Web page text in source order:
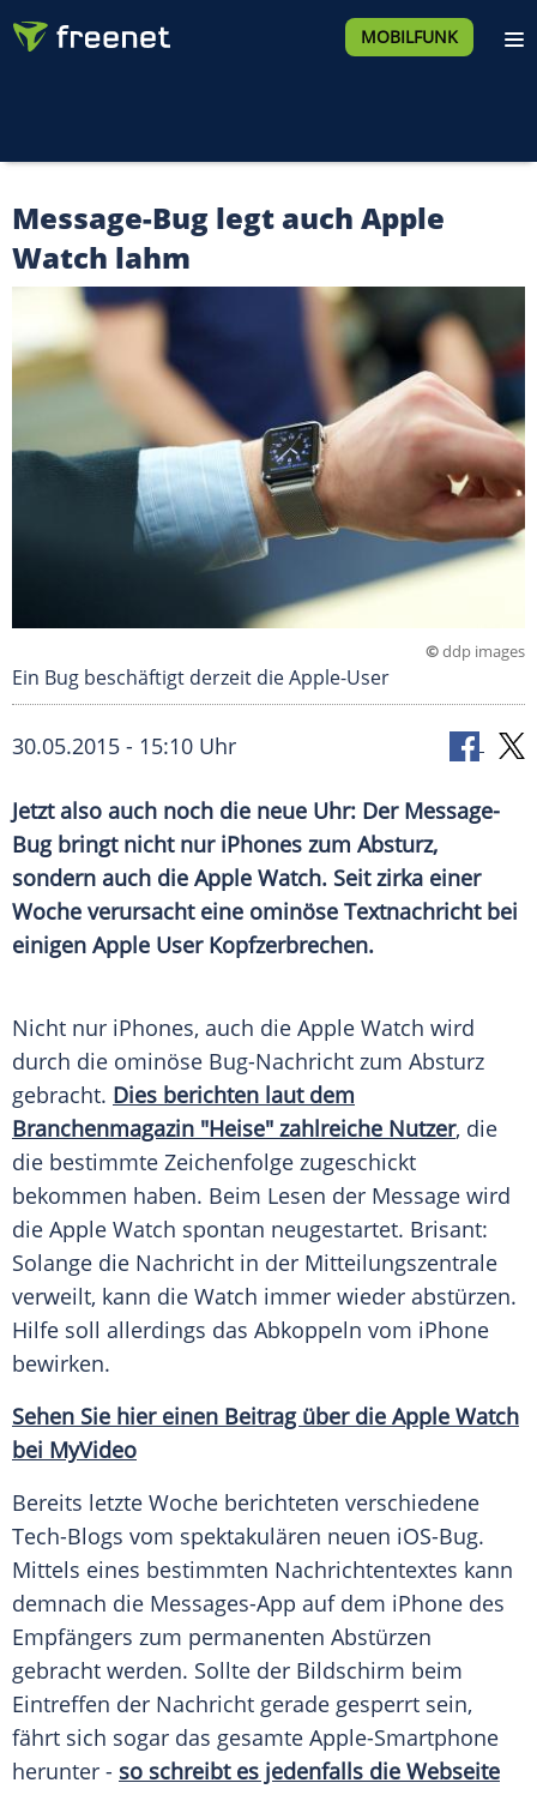
MOBILFUNK
Message-Bug legt auch Apple
Watch lahm
©ddp images
Ein Bug beschäftigt derzeit die Apple-User
30.05.2015 - 15:10 Uhr
Jetzt also auch noch die neue Uhr: Der Message-
Bug bringt nicht nur iPhones zum Absturz,
sondern auch die Apple Watch. Seit zirka einer
Woche verursacht eine ominöse Textnachricht bei
einigen Apple User Kopfzerbrechen.
Nicht nur iPhones, auch die Apple Watch wird
durch die ominöse Bug-Nachricht zum Absturz
gebracht. Dies berichten laut dem
Branchenmagazin "Heise" zahlreiche Nutzer, die
die bestimmte Zeichenfolge zugeschickt
bekommen haben. Beim Lesen der Message wird
die Apple Watch spontan neugestartet. Brisant:
Solange die Nachricht in der Mitteilungszentrale
verweilt, kann die Watch immer wieder abstürzen.
Hilfe soll allerdings das Abkoppeln vom iPhone
bewirken.
Sehen Sie hier einen Beitrag über die Apple Watch
bei MyVideo
Bereits letzte Woche berichteten verschiedene
Tech-Blogs vom spektakulären neuen iOS-Bug.
Mittels eines bestimmten Nachrichtentextes kann
demnach die Messages-App auf dem iPhone des
Empfängers zum permanenten Abstürzen
gebracht werden. Sollte der Bildschirm beim
Eintreffen der Nachricht gerade gesperrt sein,
fährt sich sogar das gesamte Apple-Smartphone
herunter - so schreibt es jedenfalls die Webseite